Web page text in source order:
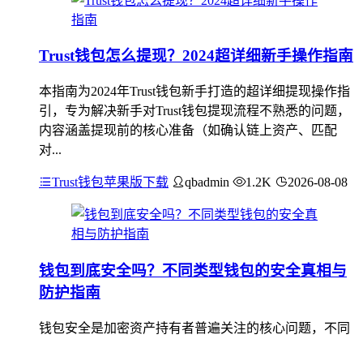
Trust钱包怎么提现？2024超详细新手操作指南
本指南为2024年Trust钱包新手打造的超详细提现操作指
引，专为解决新手对Trust钱包提现流程不熟悉的问题，
内容涵盖提现前的核心准备（如确认链上资产、匹配
对...
Trust钱包苹果版下载 qbadmin 1.2K 2026-08-08
钱包到底安全吗？不同类型钱包的安全真相与
防护指南
钱包安全是加密资产持有者普遍关注的核心问题，不同